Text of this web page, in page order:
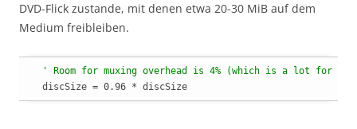
DVD-Flick zustande, mit denen etwa 20-30 MiB auf dem
Medium freibleiben.
' Room for muxing overhead is 4% (which is a lot for a
  discSize = 0.96 * discSize